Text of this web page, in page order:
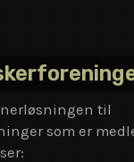
til
som er